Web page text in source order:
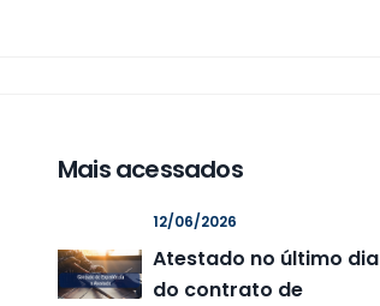
Mais acessados
12/06/2026
Atestado no último dia
do contrato de